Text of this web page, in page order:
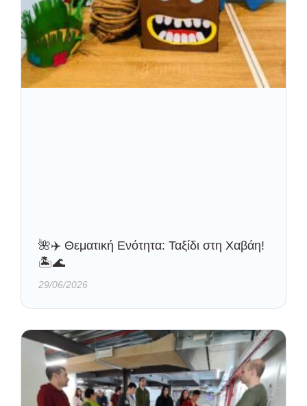
🌺✈️ Θεματική Ενότητα: Ταξίδι στη Χαβάη!
🏝️🌊
29/06/2026